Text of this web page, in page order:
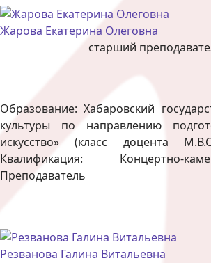
Жарова Екатерина Олеговна
старший
Образование: Хабаровский
культуры по направлению
искусство» (класс доцента
Квалификация: Концертно-
Преподаватель
Резванова Галина Витальевна